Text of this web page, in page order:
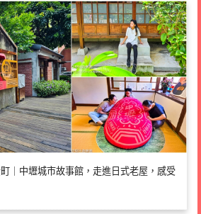
町｜中壢城市故事館，走進日式老屋，感受